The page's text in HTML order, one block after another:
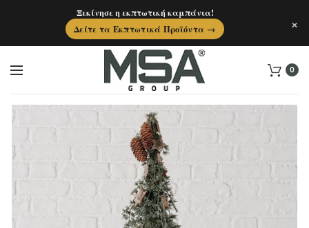
0
Ξεκίνησε η εκπτωτική καμπάνια!
Δείτε τα Εκπτωτικά Προϊόντα →
×